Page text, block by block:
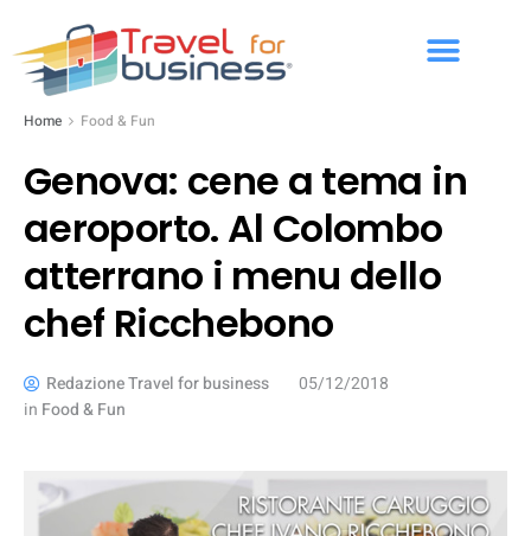
Home Food & Fun
Genova: cene a tema in
aeroporto. Al Colombo
atterrano i menu dello
chef Ricchebono
Redazione Travel for business
05/12/2018
in Food & Fun